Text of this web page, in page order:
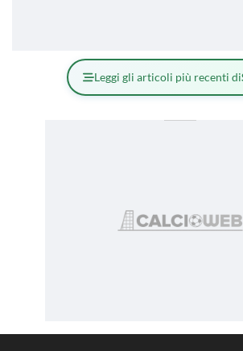
Leggi gli articoli più recenti di